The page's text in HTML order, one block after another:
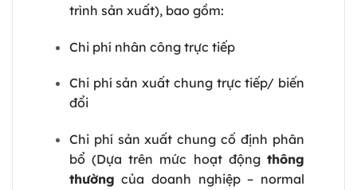
trình sản xuất), bao gồm:
Chi phí nhân công trực tiếp
Chi phí sản xuất chung trực tiếp/ biến
đổi
Chi phí sản xuất chung cố định phân
bổ (Dựa trên mức hoạt động thông
thường của doanh nghiệp – normal